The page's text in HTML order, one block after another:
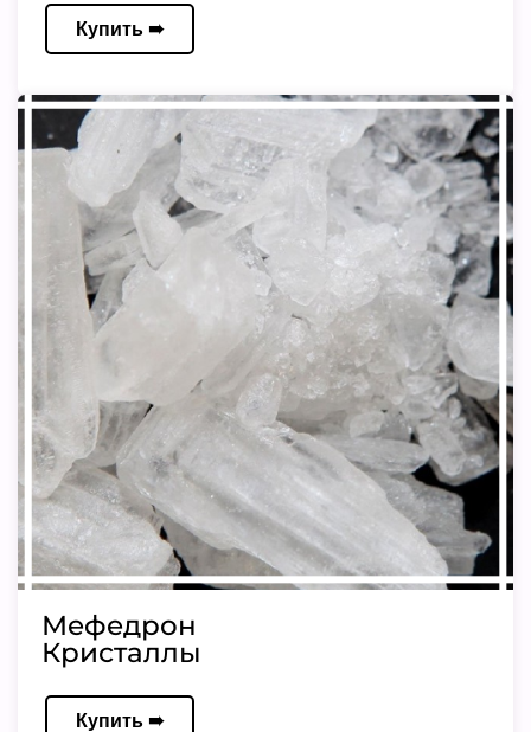
Купить ➠
Мефедрон
Кристаллы
Купить ➠